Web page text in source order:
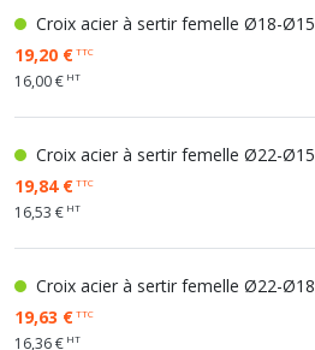
Croix acier à sertir femelle Ø18-Ø15
19,20 €TTC
16,00 € HT
Croix acier à sertir femelle Ø22-Ø15
19,84 €TTC
16,53 € HT
Croix acier à sertir femelle Ø22-Ø18
19,63 €TTC
16,36 € HT